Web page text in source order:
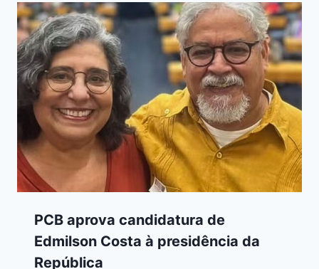
PCB aprova candidatura de
Edmilson Costa à presidência da
República